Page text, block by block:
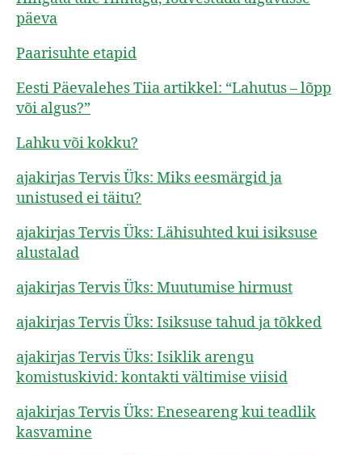
päeva
Paarisuhte etapid
Eesti Päevalehes Tiia artikkel: “Lahutus – lõpp
või algus?”
Lahku või kokku?
ajakirjas Tervis Üks: Miks eesmärgid ja
unistused ei täitu?
ajakirjas Tervis Üks: Lähisuhted kui isiksuse
alustalad
ajakirjas Tervis Üks: Muutumise hirmust
ajakirjas Tervis Üks: Isiksuse tahud ja tõkked
ajakirjas Tervis Üks: Isiklik arengu
komistuskivid: kontakti vältimise viisid
ajakirjas Tervis Üks: Eneseareng kui teadlik
kasvamine